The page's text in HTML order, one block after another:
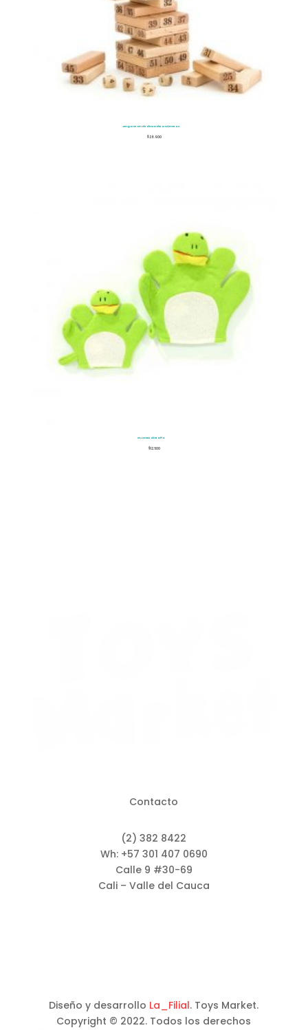
Jenga Grande de Madera Números
$26.900
Guantes de Baño
$12.500
Contacto
(2) 382 8422
Wh: +57 301 407 0690
Calle 9 #30-69
Cali – Valle del Cauca
Diseño y desarrollo La_Filial. Toys Market.
Copyright © 2022. Todos los derechos